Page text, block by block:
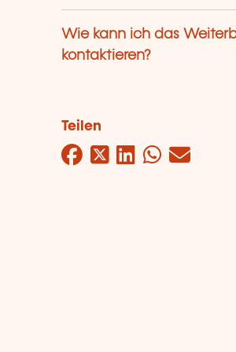
Wie kann ich das
kontaktieren?
Teilen
Facebook
Twitter
LinkedIn
Mail